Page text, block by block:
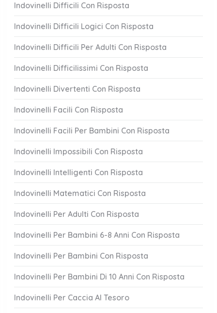
Indovinelli Difficili Con Risposta
Indovinelli Difficili Logici Con Risposta
Indovinelli Difficili Per Adulti Con Risposta
Indovinelli Difficilissimi Con Risposta
Indovinelli Divertenti Con Risposta
Indovinelli Facili Con Risposta
Indovinelli Facili Per Bambini Con Risposta
Indovinelli Impossibili Con Risposta
Indovinelli Intelligenti Con Risposta
Indovinelli Matematici Con Risposta
Indovinelli Per Adulti Con Risposta
Indovinelli Per Bambini 6-8 Anni Con Risposta
Indovinelli Per Bambini Con Risposta
Indovinelli Per Bambini Di 10 Anni Con Risposta
Indovinelli Per Caccia Al Tesoro